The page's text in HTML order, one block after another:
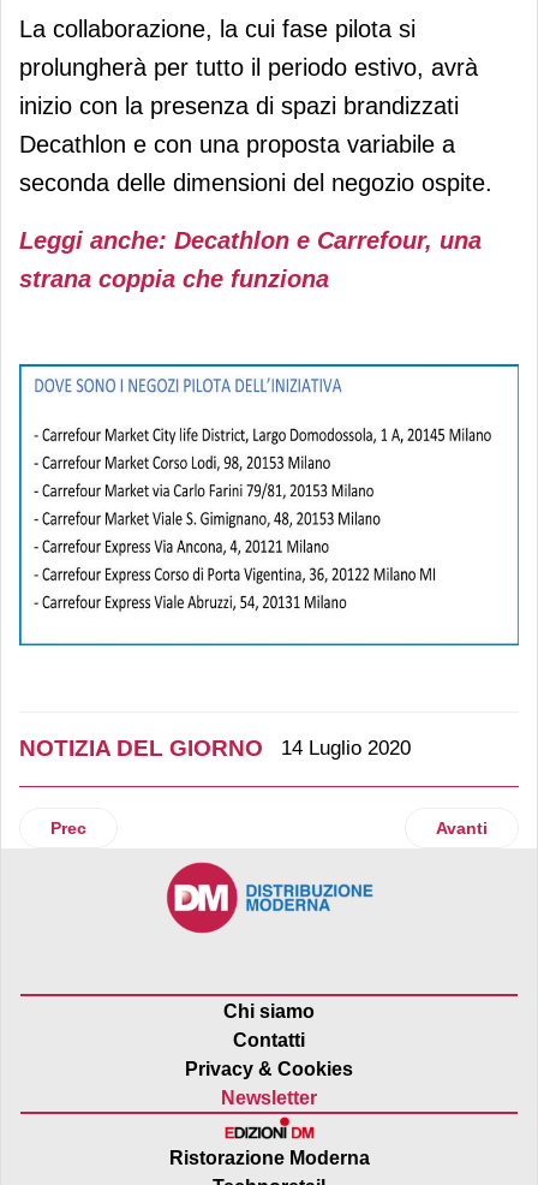
La collaborazione, la cui fase pilota si
prolungherà per tutto il periodo estivo, avrà
inizio con la presenza di spazi brandizzati
Decathlon e con una proposta variabile a
seconda delle dimensioni del negozio ospite.
Leggi anche: Decathlon e Carrefour, una
strana coppia che funziona
NOTIZIA DEL GIORNO 14 Luglio 2020
Articolo precedente: Previsioni Iri: il Covid influenzerà
Prec Articolo
Avanti
Chi siamo
Contatti
Privacy & Cookies
Newsletter
Ristorazione Moderna